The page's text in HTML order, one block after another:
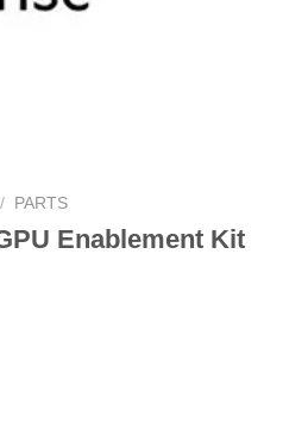
/ PARTS
Enablement Kit